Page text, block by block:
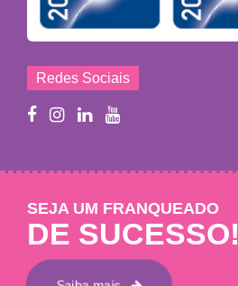
Redes Sociais
SEJA UM FRANQUEADO
DE SUCESSO!